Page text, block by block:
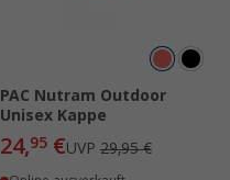
PAC Nutram Outdoor
Unisex Kappe
24,95 €UVP 29,95 €